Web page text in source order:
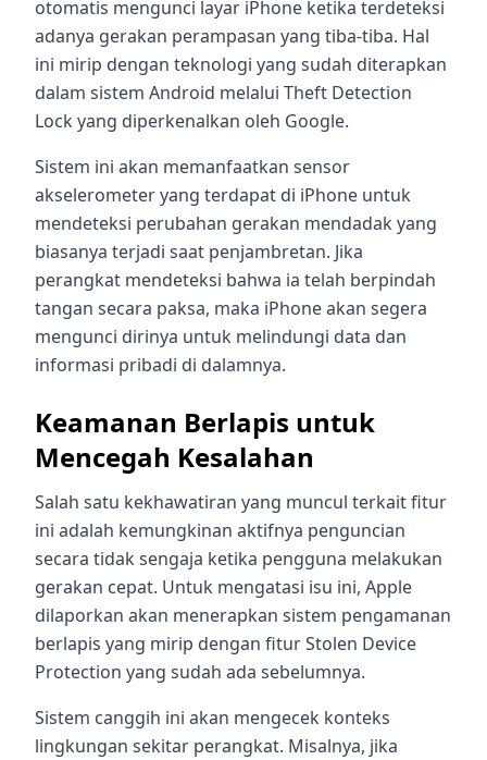
otomatis mengunci layar iPhone ketika terdeteksi
adanya gerakan perampasan yang tiba-tiba. Hal
ini mirip dengan teknologi yang sudah diterapkan
dalam sistem Android melalui Theft Detection
Lock yang diperkenalkan oleh Google.
Sistem ini akan memanfaatkan sensor
akselerometer yang terdapat di iPhone untuk
mendeteksi perubahan gerakan mendadak yang
biasanya terjadi saat penjambretan. Jika
perangkat mendeteksi bahwa ia telah berpindah
tangan secara paksa, maka iPhone akan segera
mengunci dirinya untuk melindungi data dan
informasi pribadi di dalamnya.
Keamanan Berlapis untuk
Mencegah Kesalahan
Salah satu kekhawatiran yang muncul terkait fitur
ini adalah kemungkinan aktifnya penguncian
secara tidak sengaja ketika pengguna melakukan
gerakan cepat. Untuk mengatasi isu ini, Apple
dilaporkan akan menerapkan sistem pengamanan
berlapis yang mirip dengan fitur Stolen Device
Protection yang sudah ada sebelumnya.
Sistem canggih ini akan mengecek konteks
lingkungan sekitar perangkat. Misalnya, jika